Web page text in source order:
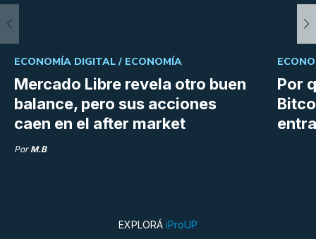
Mercado Libre revela otro buen
balance, pero sus acciones
caen en el after market
ECONOMÍA DIGITAL / ECONOMÍA
Por M.B
Por
EXPLORÁ iProUP